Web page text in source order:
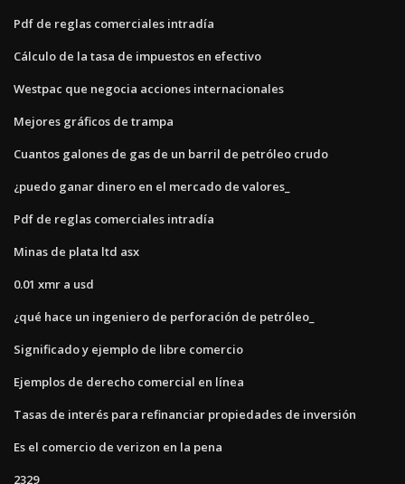
Pdf de reglas comerciales intradía
Cálculo de la tasa de impuestos en efectivo
Westpac que negocia acciones internacionales
Mejores gráficos de trampa
Cuantos galones de gas de un barril de petróleo crudo
¿puedo ganar dinero en el mercado de valores_
Pdf de reglas comerciales intradía
Minas de plata ltd asx
0.01 xmr a usd
¿qué hace un ingeniero de perforación de petróleo_
Significado y ejemplo de libre comercio
Ejemplos de derecho comercial en línea
Tasas de interés para refinanciar propiedades de inversión
Es el comercio de verizon en la pena
2329